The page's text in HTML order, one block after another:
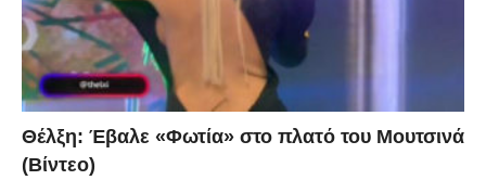
Θέλξη: Έβαλε «Φωτία» στο πλατό του Μουτσινά
(Βίντεο)